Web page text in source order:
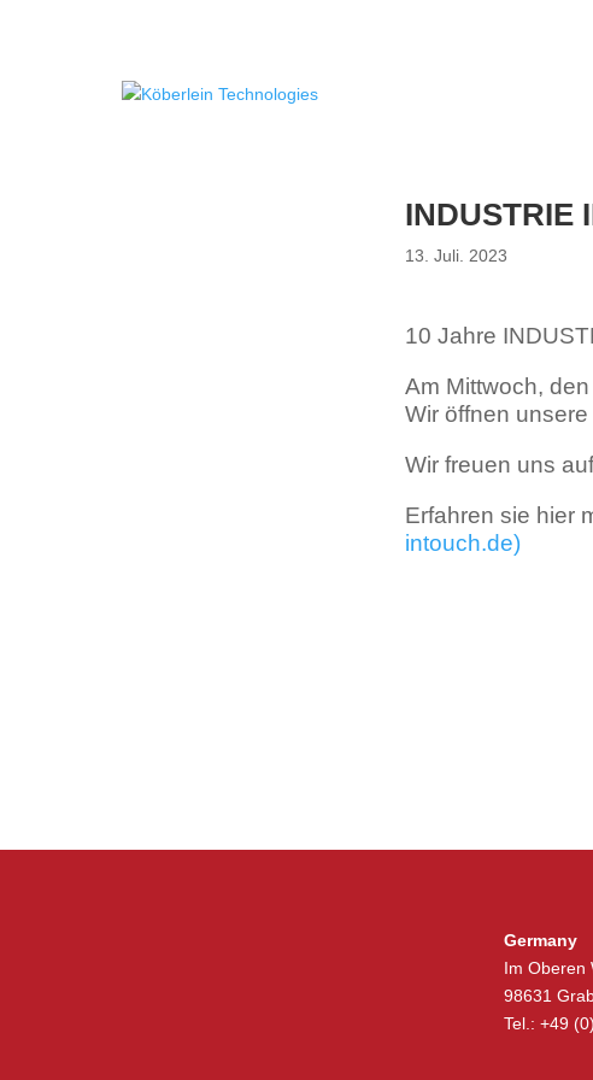
INDUSTRIE
13. Juli. 2023
10 Jahre
Am Mittwoch,
Wir öffnen
Wir freuen uns
Erfahren sie hier
intouch.de)
Germany
Im Oberen
98631
Tel.: +49